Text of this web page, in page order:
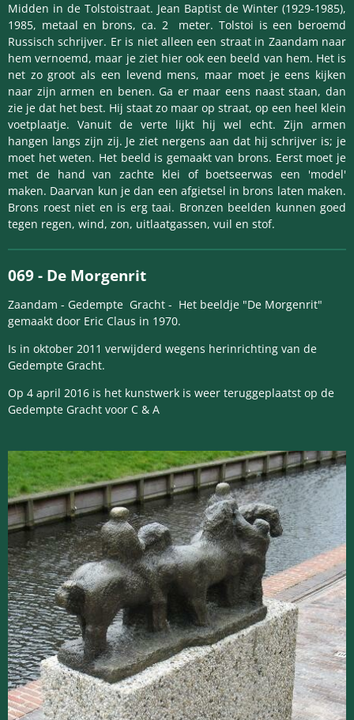
Midden in de Tolstoistraat. Jean Baptist de Winter (1929-1985),
1985, metaal en brons, ca. 2 meter. Tolstoi is een beroemd
Russisch schrijver. Er is niet alleen een straat in Zaandam naar
hem vernoemd, maar je ziet hier ook een beeld van hem. Het is
net zo groot als een levend mens, maar moet je eens kijken
naar zijn armen en benen. Ga er maar eens naast staan, dan
zie je dat het best. Hij staat zo maar op straat, op een heel klein
voetplaatje. Vanuit de verte lijkt hij wel echt. Zijn armen
hangen langs zijn zij. Je ziet nergens aan dat hij schrijver is; je
moet het weten. Het beeld is gemaakt van brons. Eerst moet je
met de hand van zachte klei of boet­seerwas een 'model'
maken. Daarvan kun je dan een afgietsel in brons laten maken.
Brons roest niet en is erg taai. Bronzen beelden kunnen goed
tegen regen, wind, zon, uitlaatgassen, vuil en stof.
069 - De Morgenrit
Zaandam - Gedempte Gracht - Het beeldje "De Morgenrit"
gemaakt door Eric Claus in 1970.
Is in oktober 2011 verwijderd wegens herinrichting van de
Gedempte Gracht.
Op 4 april 2016 is het kunstwerk is weer teruggeplaatst op de
Gedempte Gracht voor C & A